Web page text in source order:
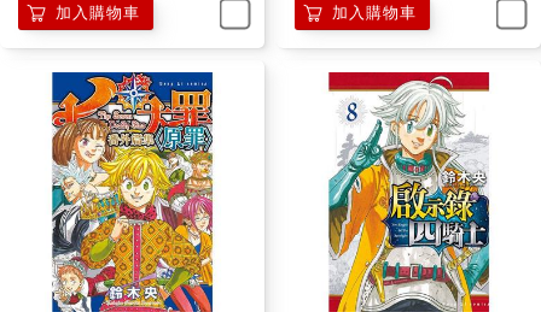
加入購物車 加入購物車